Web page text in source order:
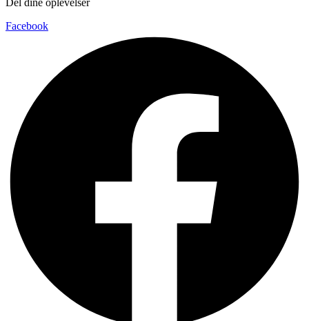
Facebook